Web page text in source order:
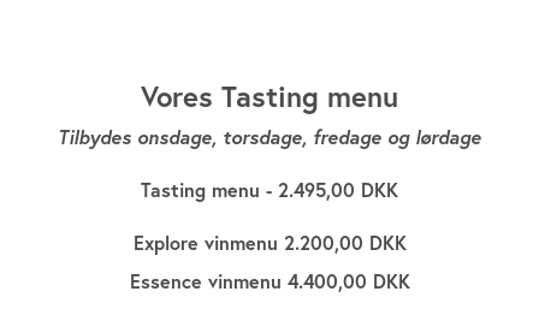
Vores Tasting menu
Tilbydes onsdage, torsdage, fredage og lørdage
Tasting menu - 2.495,00 DKK
Explore vinmenu 2.200,00 DKK
Essence vinmenu 4.400,00 DKK